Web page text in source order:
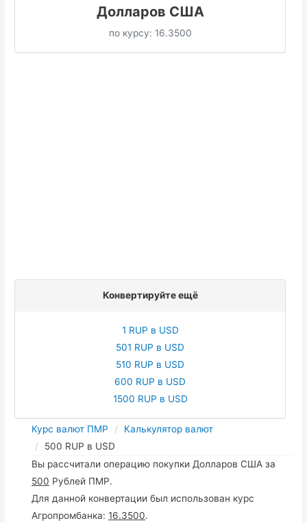
Долларов США
по курсу: 16.3500
Конвертируйте ещё
1 RUP в USD
501 RUP в USD
510 RUP в USD
600 RUP в USD
1500 RUP в USD
Курс валют ПМР
Калькулятор валют
500 RUP в USD
Вы рассчитали операцию покупки Долларов США за
500 Рублей ПМР.
Для данной конвертации был использован курс
Агропромбанка:16.3500.